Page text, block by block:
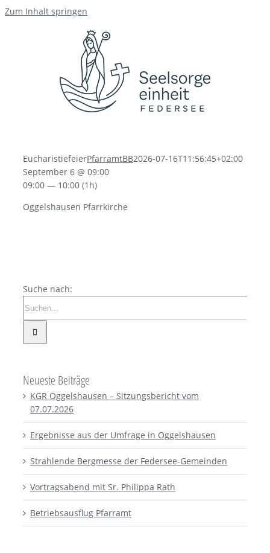
Zum Inhalt springen
EucharistiefeierPfarramtBB2026-07-16T11:56:45+02:00
September 6 @ 09:00
09:00 — 10:00 (1h)
Oggelshausen Pfarrkirche
Suche nach:
Neueste Beiträge
KGR Oggelshausen – Sitzungsbericht vom
07.07.2026
Ergebnisse aus der Umfrage in Oggelshausen
Strahlende Bergmesse der Federsee-Gemeinden
Vortragsabend mit Sr. Philippa Rath
Betriebsausflug Pfarramt